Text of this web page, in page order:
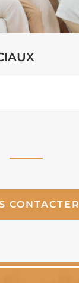
CONTACTER